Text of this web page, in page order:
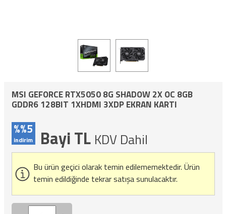
MSI GEFORCE RTX5050 8G SHADOW 2X OC 8GB
GDDR6 128BIT 1XHDMI 3XDP EKRAN KARTI
%%5
indirim Bayi TL KDV Dahil
Bu ürün geçici olarak temin edilememektedir. Ürün
temin edildiğinde tekrar satışa sunulacaktır.